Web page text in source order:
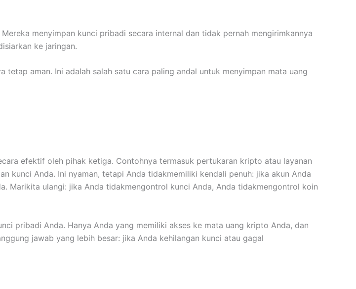
menyimpan kunci pribadi secara internal dan tidak pernah mengirimkannya
ke jaringan.
aman. Ini adalah salah satu cara paling andal untuk menyimpan mata uang
efektif oleh pihak ketiga. Contohnya termasuk pertukaran kripto atau layanan
kunci Anda. Ini nyaman, tetapi Anda tidakmemiliki kendali penuh: jika akun Anda
Marikita ulangi: jika Anda tidakmengontrol kunci Anda, Anda tidakmengontrol koin
pribadi Anda. Hanya Anda yang memiliki akses ke mata uang kripto Anda, dan
jawab yang lebih besar: jika Anda kehilangan kunci atau gagal